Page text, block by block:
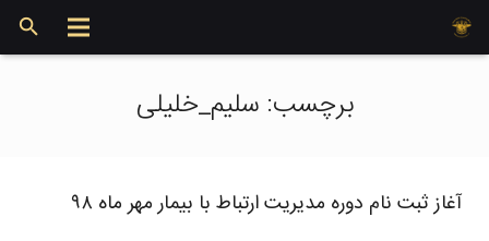
برچسب: سلیم_خلیلی
آغاز ثبت نام دوره مدیریت ارتباط با بیمار مهر ماه ۹۸